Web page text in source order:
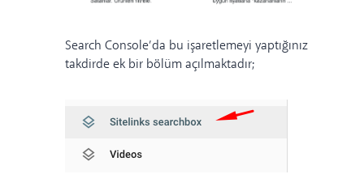
Search Console’da bu işaretlemeyi yaptığınız
takdirde ek bir bölüm açılmaktadır;